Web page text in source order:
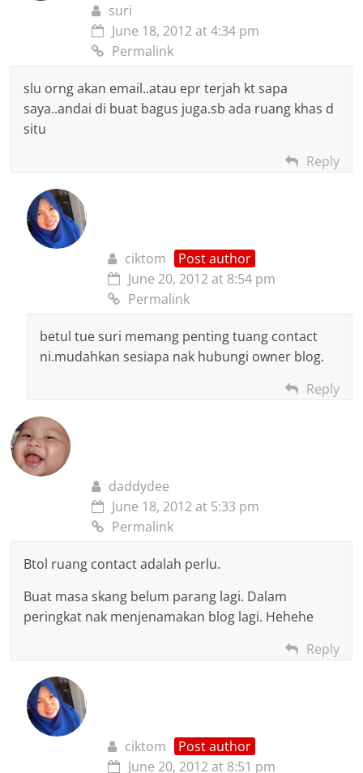
suri
June 18, 2012 at 4:34 pm
Permalink
slu orng akan email..atau epr terjah kt sapa
saya..andai di buat bagus juga.sb ada ruang khas d
situ
Reply
ciktom
Post author
June 20, 2012 at 8:54 pm
Permalink
betul tue suri memang penting tuang contact
ni.mudahkan sesiapa nak hubungi owner blog.
Reply
daddydee
June 18, 2012 at 5:33 pm
Permalink
Btol ruang contact adalah perlu.
Buat masa skang belum parang lagi. Dalam
peringkat nak menjenamakan blog lagi. Hehehe
Reply
ciktom
Post author
June 20, 2012 at 8:51 pm